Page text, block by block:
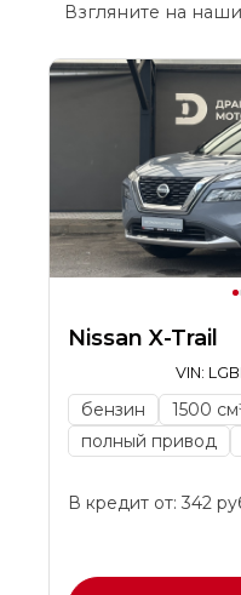
Взгляните на
Nissan X-Trail
VIN:
бензин 1500
полный привод
В кредит от: 342